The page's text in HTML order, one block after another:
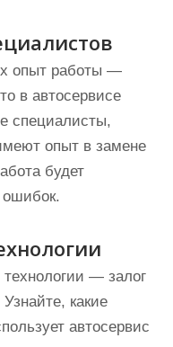
опыт работы —
в автосервисе
специалисты,
опыт в замене
будет
ошибок.
— залог
какие
автосервис